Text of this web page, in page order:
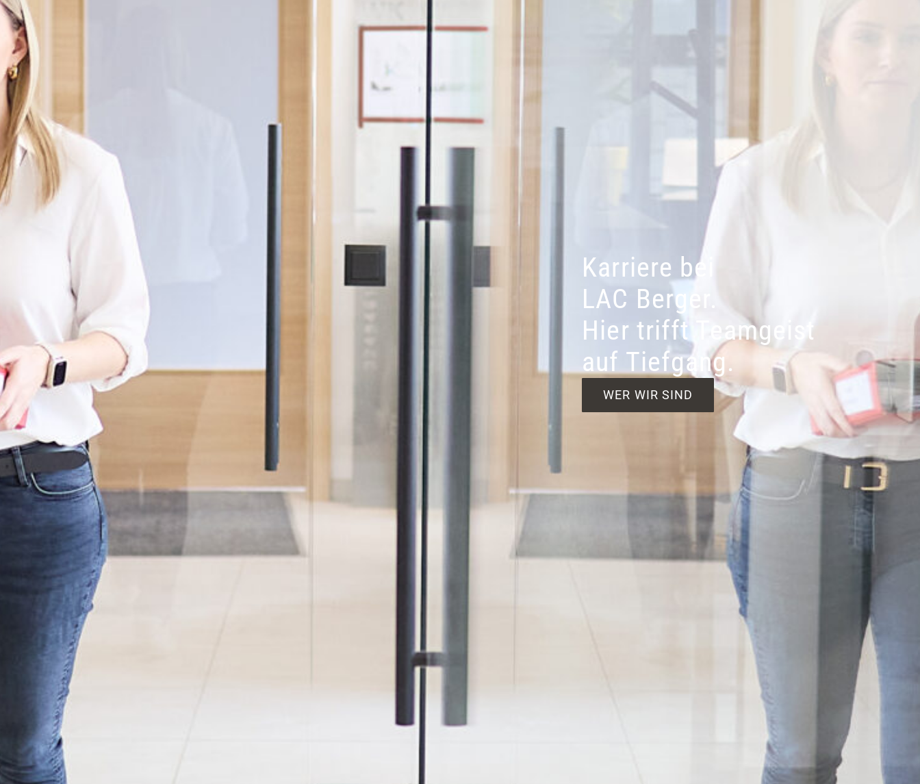
Karriere bei
LAC Berger.
Hier trifft Teamgeist
auf Tiefgang.
WER WIR SIND